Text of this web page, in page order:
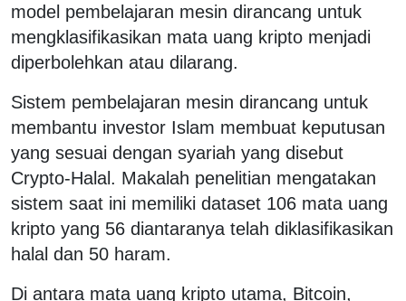
model pembelajaran mesin dirancang untuk
mengklasifikasikan mata uang kripto menjadi
diperbolehkan atau dilarang.
Sistem pembelajaran mesin dirancang untuk
membantu investor Islam membuat keputusan
yang sesuai dengan syariah yang disebut
Crypto-Halal. Makalah penelitian mengatakan
sistem saat ini memiliki dataset 106 mata uang
kripto yang 56 diantaranya telah diklasifikasikan
halal dan 50 haram.
Di antara mata uang kripto utama, Bitcoin,